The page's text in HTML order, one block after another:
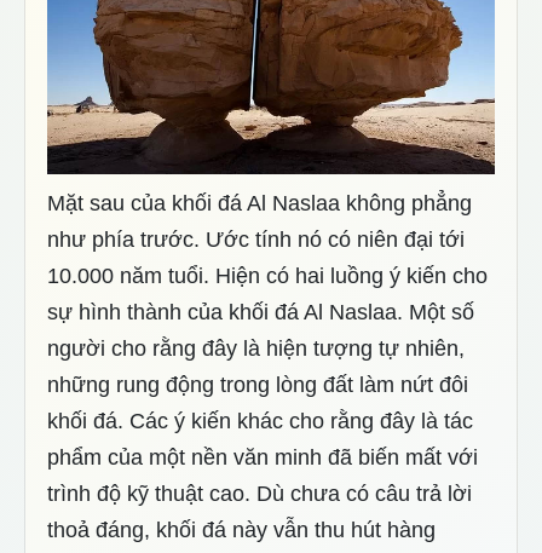
Mặt sau của khối đá Al Naslaa không phẳng
như phía trước. Ước tính nó có niên đại tới
10.000 năm tuổi. Hiện có hai luồng ý kiến cho
sự hình thành của khối đá Al Naslaa. Một số
người cho rằng đây là hiện tượng tự nhiên,
những rung động trong lòng đất làm nứt đôi
khối đá. Các ý kiến khác cho rằng đây là tác
phẩm của một nền văn minh đã biến mất với
trình độ kỹ thuật cao. Dù chưa có câu trả lời
thoả đáng, khối đá này vẫn thu hút hàng